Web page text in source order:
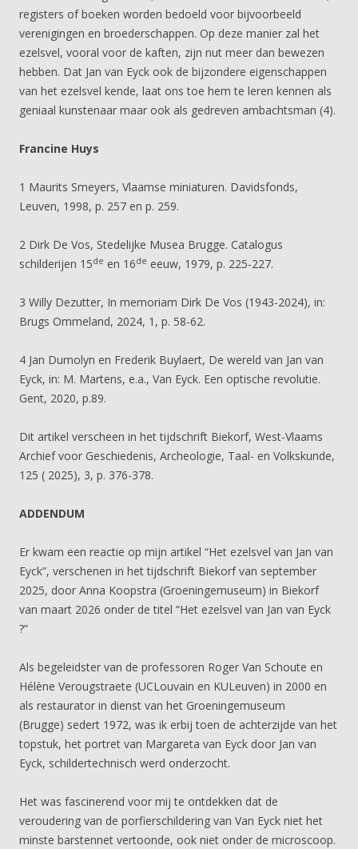
registers of boeken worden bedoeld voor bijvoorbeeld
verenigingen en broederschappen. Op deze manier zal het
ezelsvel, vooral voor de kaften, zijn nut meer dan bewezen
hebben. Dat Jan van Eyck ook de bijzondere eigenschappen
van het ezelsvel kende, laat ons toe hem te leren kennen als
geniaal kunstenaar maar ook als gedreven ambachtsman (4).
Francine Huys
1 Maurits Smeyers, Vlaamse miniaturen. Davidsfonds,
Leuven, 1998, p. 257 en p. 259.
2 Dirk De Vos, Stedelijke Musea Brugge. Catalogus
schilderijen 15de en 16de eeuw, 1979, p. 225-227.
3 Willy Dezutter, In memoriam Dirk De Vos (1943-2024), in:
Brugs Ommeland, 2024, 1, p. 58-62.
4 Jan Dumolyn en Frederik Buylaert, De wereld van Jan van
Eyck, in: M. Martens, e.a., Van Eyck. Een optische revolutie.
Gent, 2020, p.89.
Dit artikel verscheen in het tijdschrift Biekorf, West-Vlaams
Archief voor Geschiedenis, Archeologie, Taal- en Volkskunde,
125 ( 2025), 3, p. 376-378.
ADDENDUM
Er kwam een reactie op mijn artikel “Het ezelsvel van Jan van
Eyck”, verschenen in het tijdschrift Biekorf van september
2025, door Anna Koopstra (Groeningemuseum) in Biekorf
van maart 2026 onder de titel “Het ezelsvel van Jan van Eyck
?”
Als begeleidster van de professoren Roger Van Schoute en
Hélène Verougstraete (UCLouvain en KULeuven) in 2000 en
als restaurator in dienst van het Groeningemuseum
(Brugge) sedert 1972, was ik erbij toen de achterzijde van het
topstuk, het portret van Margareta van Eyck door Jan van
Eyck, schildertechnisch werd onderzocht.
Het was fascinerend voor mij te ontdekken dat de
veroudering van de porfierschildering van Van Eyck niet het
minste barstennet vertoonde, ook niet onder de microscoop.